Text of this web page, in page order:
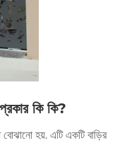
কি কি?
হয়. এটি একটি বাড়ির